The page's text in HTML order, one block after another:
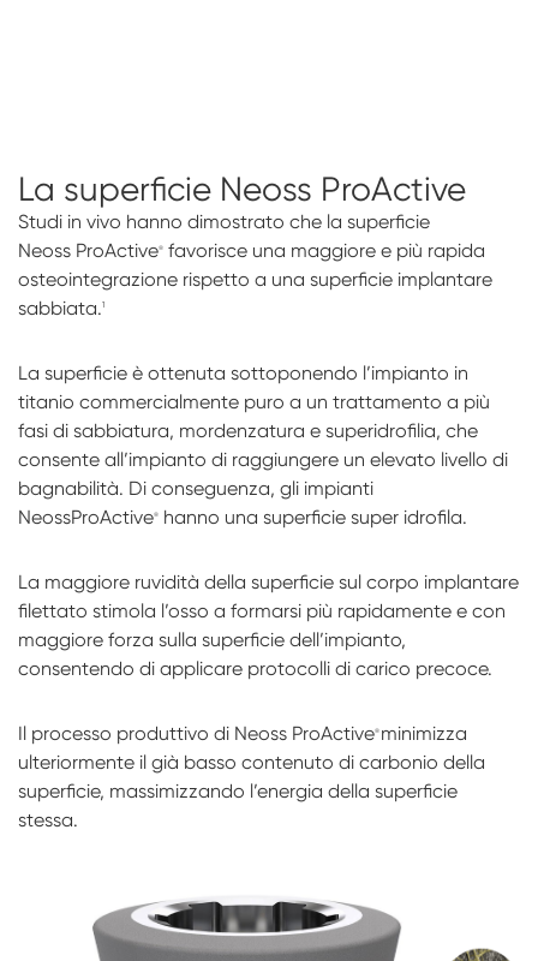
La superficie Neoss ProActive
Studi in vivo hanno dimostrato che la superficie
Neoss ProActive®
favorisce una maggiore e più rapida
osteointegrazione rispetto a una superficie implantare
sabbiata.1
La superficie è ottenuta sottoponendo l’impianto in
titanio commercialmente puro a un trattamento a più
fasi di sabbiatura, mordenzatura e superidrofilia, che
consente all’impianto di raggiungere un elevato livello di
bagnabilità. Di conseguenza, gli impianti
NeossProActive® hanno una superficie super idrofila.
La maggiore ruvidità della superficie sul corpo implantare
filettato stimola l’osso a formarsi più rapidamente e con
maggiore forza sulla superficie dell’impianto,
consentendo di applicare protocolli di carico precoce.
Il processo produttivo di Neoss ProActive® minimizza
ulteriormente il già basso contenuto di carbonio della
superficie, massimizzando l’energia della superficie
stessa.